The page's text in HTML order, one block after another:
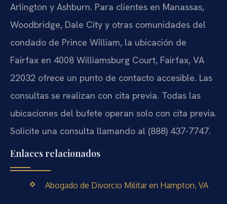
Arlington y Ashburn. Para clientes en Manassas,
Woodbridge, Dale City y otras comunidades del
condado de Prince William, la ubicación de
Fairfax en 4008 Williamsburg Court, Fairfax, VA
22032 ofrece un punto de contacto accesible. Las
consultas se realizan con cita previa. Todas las
ubicaciones del bufete operan solo con cita previa.
Solicite una consulta llamando al (888) 437-7747.
Enlaces relacionados
Abogado de Divorcio Militar en Hampton, VA